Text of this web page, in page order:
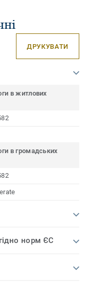
ДРУКУВАТИ
в житлових
в громадських
норм ЄС